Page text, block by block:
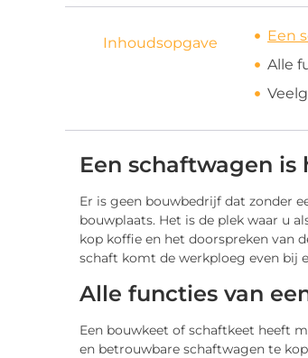
Inhoudsopgave
Een
Alle
Een schaftwagen
Er is geen bouwbedrijf dat zonder
bouwplaats. Het is de plek waar u
kop koffie en het doorspreken van
schaft komt de werkploeg even bij
Alle functies van
Een bouwkeet of schaftkeet heeft
en betrouwbare schaftwagen te